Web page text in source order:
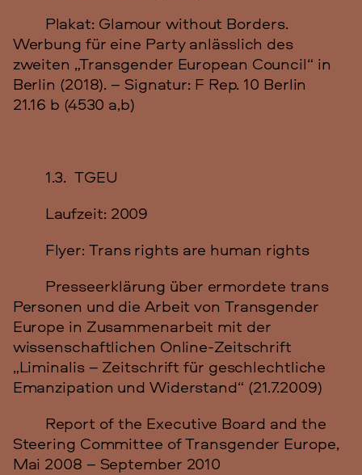
Plakat: Glamour without Borders.
Werbung für eine Party anlässlich des
zweiten „Transgender European Council“ in
Berlin (2018). – Signatur: F Rep. 10 Berlin
21.16 b (4530 a,b)
1.3. TGEU
Laufzeit: 2009
Flyer: Trans rights are human rights
Presseerklärung über ermordete trans
Personen und die Arbeit von Transgender
Europe in Zusammenarbeit mit der
wissenschaftlichen Online-Zeitschrift
„Liminalis – Zeitschrift für geschlechtliche
Emanzipation und Widerstand“ (21.7.2009)
Report of the Executive Board and the
Steering Committee of Transgender Europe,
Mai 2008 – September 2010